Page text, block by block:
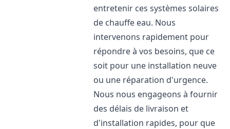
entretenir ces systèmes solaires
de chauffe eau. Nous
intervenons rapidement pour
répondre à vos besoins, que ce
soit pour une installation neuve
ou une réparation d'urgence.
Nous nous engageons à fournir
des délais de livraison et
d'installation rapides, pour que